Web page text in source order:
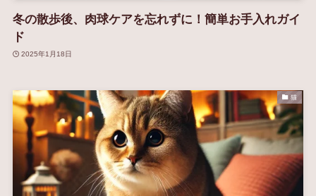
冬の散歩後、肉球ケアを忘れずに！簡単お手入れガイ
ド
2025年1月18日
猫